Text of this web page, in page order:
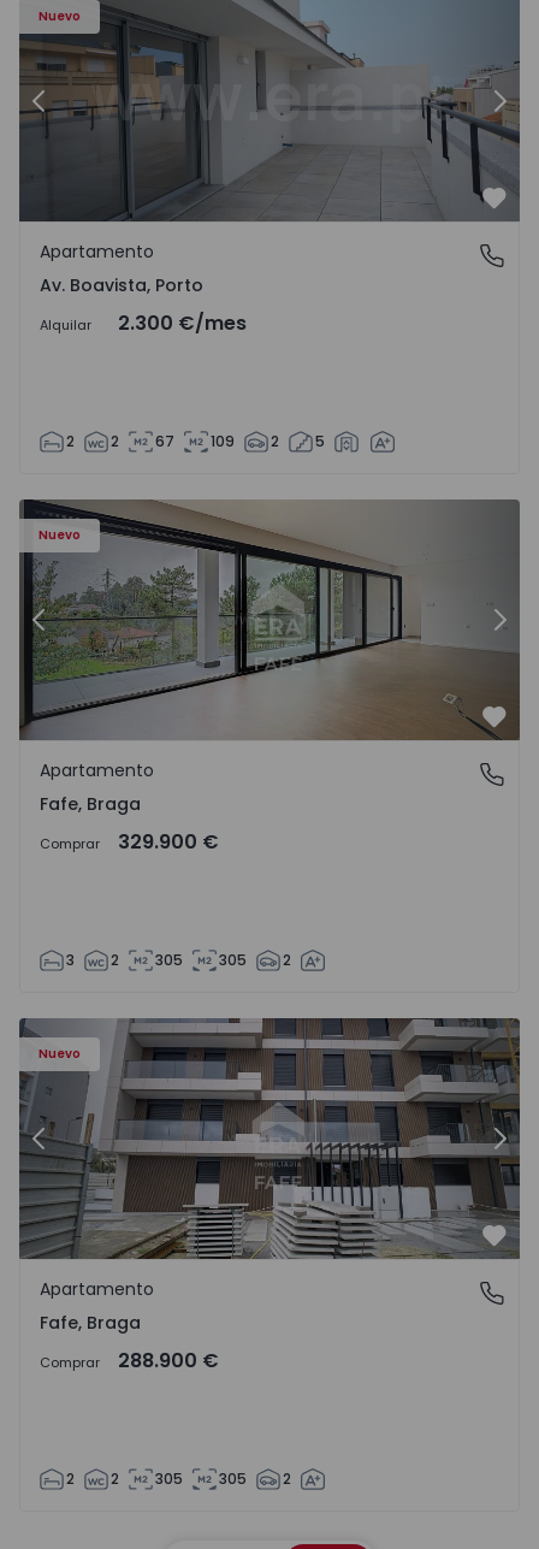
Nuevo
Anterior
Av. Boavista, Porto
Apartamento
Av. Boavista, Porto
Alquilar 2.300 €/mes
2 2 67 109 2 5
Nuevo
Anterior
Fafe, Braga
Apartamento
Fafe, Braga
Comprar 329.900 €
3 2 305 305 2
Nuevo
Anterior
Fafe, Braga
Apartamento
Fafe, Braga
Comprar 288.900 €
2 2 305 305 2